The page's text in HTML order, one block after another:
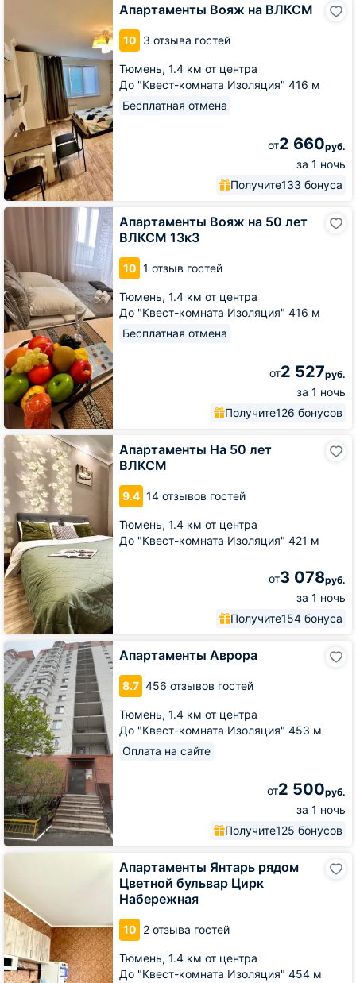
Апартаменты Вояж на ВЛКСМ
10 3 отзыва гостей
Тюмень, 1.4 км от центра
До "Квест-комната Изоляция" 416 м
Бесплатная отмена
от2 660руб.
за 1 ночь
Получите133 бонуса
ВЛКСМ
Апартаменты Вояж на 50 лет
ВЛКСМ 13к3
10 1 отзыв гостей
Тюмень, 1.4 км от центра
До "Квест-комната Изоляция" 416 м
Бесплатная отмена
от2 527руб.
за 1 ночь
Получите126 бонусов
Апартаменты
50
лет
ВЛКСМ
13к3
Апартаменты На 50 лет
ВЛКСМ
9.4 14 отзывов гостей
Тюмень, 1.4 км от центра
До "Квест-комната Изоляция" 421 м
от3 078руб.
за 1 ночь
Получите154 бонуса
Апартаменты
На
лет
ВЛКСМ
Апартаменты Аврора
8.7 456 отзывов гостей
Тюмень, 1.4 км от центра
До "Квест-комната Изоляция" 453 м
Оплата на сайте
от2 500руб.
за 1 ночь
Получите125 бонусов
Апартаменты
Аврора
Апартаменты Янтарь рядом
Цветной бульвар Цирк
Набережная
10 2 отзыва гостей
Тюмень, 1.4 км от центра
До "Квест-комната Изоляция" 454 м
Апартаменты
рядом
Цветной
бульвар
Цирк
Набережная